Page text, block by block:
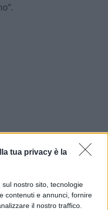
tua privacy è la
nostro sito, tecnologie
contenuti e annunci, fornire
il nostro traffico.